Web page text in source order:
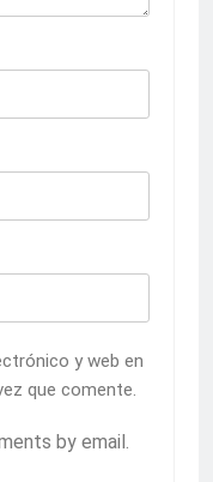
y web en
que comente.
by email.